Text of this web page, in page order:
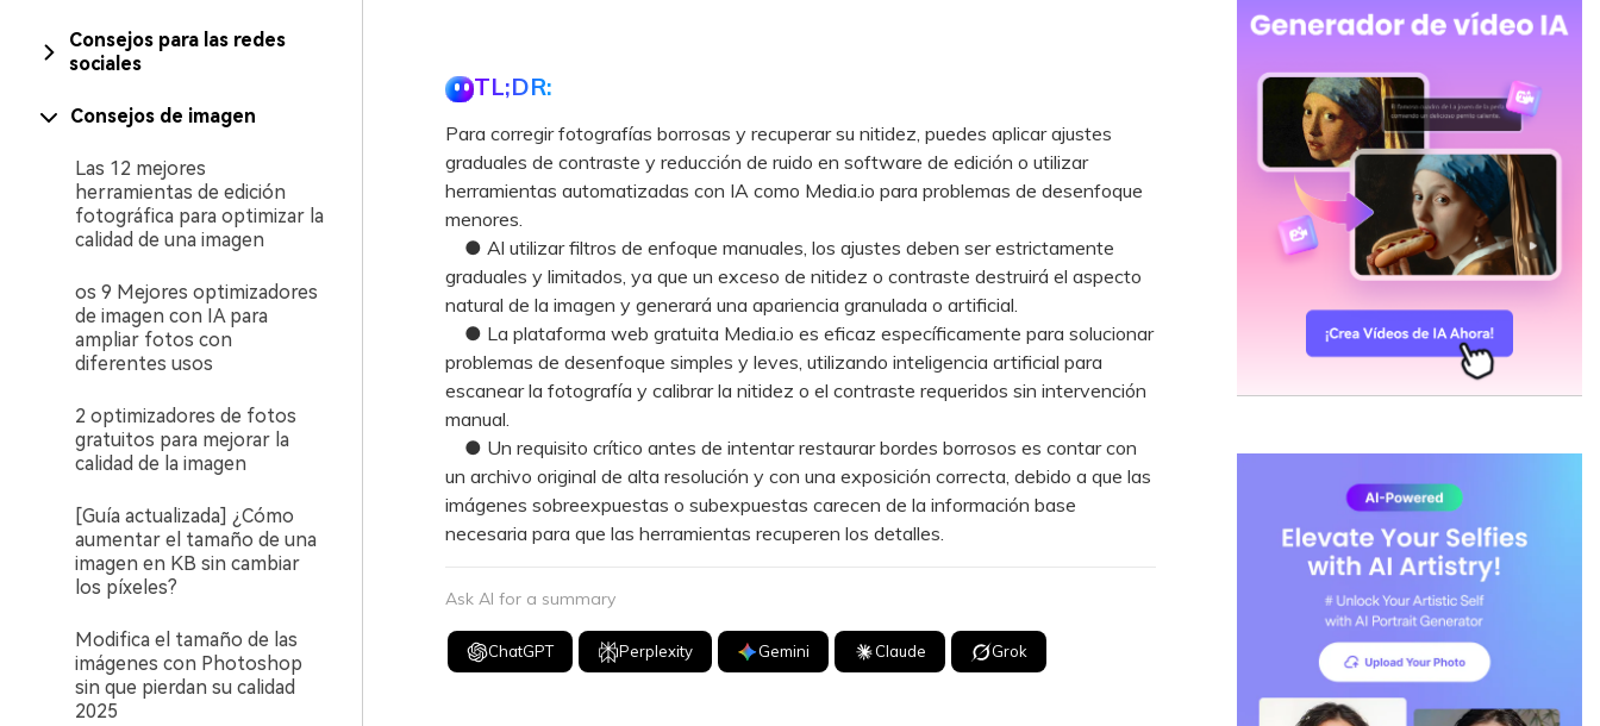
Consejos para las redes
sociales
Consejos de imagen
Las 12 mejores
herramientas de edición
fotográfica para optimizar la
calidad de una imagen
os 9 Mejores optimizadores
de imagen con IA para
ampliar fotos con
diferentes usos
2 optimizadores de fotos
gratuitos para mejorar la
calidad de la imagen
[Guía actualizada] ¿Cómo
aumentar el tamaño de una
imagen en KB sin cambiar
los píxeles?
Modifica el tamaño de las
imágenes con Photoshop
sin que pierdan su calidad
2025
TL;DR:
Para corregir fotografías borrosas y recuperar su nitidez, puedes aplicar ajustes
graduales de contraste y reducción de ruido en software de edición o utilizar
herramientas automatizadas con IA como Media.io para problemas de desenfoque
menores.
● Al utilizar filtros de enfoque manuales, los ajustes deben ser estrictamente
graduales y limitados, ya que un exceso de nitidez o contraste destruirá el aspecto
natural de la imagen y generará una apariencia granulada o artificial.
● La plataforma web gratuita Media.io es eficaz específicamente para solucionar
problemas de desenfoque simples y leves, utilizando inteligencia artificial para
escanear la fotografía y calibrar la nitidez o el contraste requeridos sin intervención
manual.
● Un requisito crítico antes de intentar restaurar bordes borrosos es contar con
un archivo original de alta resolución y con una exposición correcta, debido a que las
imágenes sobreexpuestas o subexpuestas carecen de la información base
necesaria para que las herramientas recuperen los detalles.
Ask AI for a summary
ChatGPT Perplexity Gemini Claude Grok